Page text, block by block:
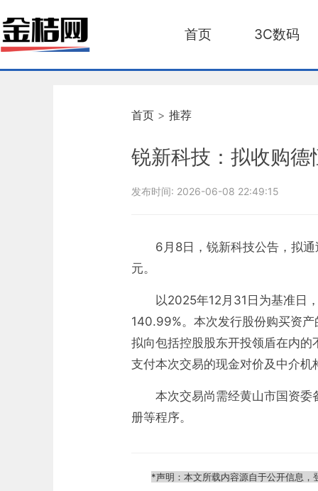
首页 3C数码
首页 > 推荐
锐新科技：拟收购
发布时间: 2026-06-08 22:49:15
6月8日，锐新科技公告，拟
元。
以2025年12月31日为基准日
140.99%。本次发行股份购买资
拟向包括控股股东开投领盾在内
支付本次交易的现金对价及中介机
本次交易尚需经黄山市国资
册等程序。
*声明：本文所载内容源自于公开信息